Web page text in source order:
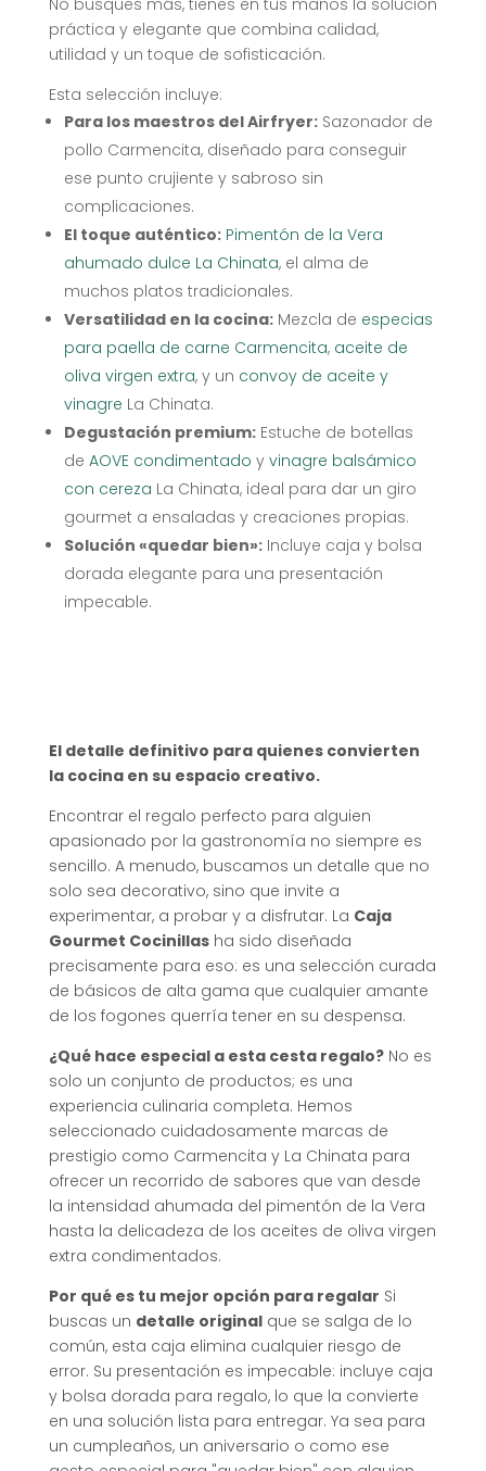
práctica y elegante que combina calidad,
utilidad y un toque de sofisticación.
Esta selección incluye:
Para los maestros del Airfryer:Sazonador de
pollo Carmencita, diseñado para conseguir
ese punto crujiente y sabroso sin
complicaciones.
El toque auténtico: Pimentón de la Vera
ahumado dulce La Chinata, el alma de
muchos platos tradicionales.
Versatilidad en la cocina:Mezcla de especias
para paella de carne Carmencita, aceite de
oliva virgen extra, y un convoy de aceite y
vinagre La Chinata.
Degustación premium:Estuche de botellas
de AOVE condimentado y vinagre balsámico
con cereza La Chinata, ideal para dar un giro
gourmet a ensaladas y creaciones propias.
Solución «quedar bien»:Incluye caja y bolsa
dorada elegante para una presentación
impecable.
El detalle definitivo para quienes convierten
la cocina en su espacio creativo.
Encontrar el regalo perfecto para alguien
apasionado por la gastronomía no siempre es
sencillo. A menudo, buscamos un detalle que no
solo sea decorativo, sino que invite a
experimentar, a probar y a disfrutar. La Caja
Gourmet Cocinillasha sido diseñada
precisamente para eso: es una selección curada
de básicos de alta gama que cualquier amante
de los fogones querría tener en su despensa.
¿Qué hace especial a esta cesta regalo?No es
solo un conjunto de productos; es una
experiencia culinaria completa. Hemos
seleccionado cuidadosamente marcas de
prestigio como Carmencita y La Chinata para
ofrecer un recorrido de sabores que van desde
la intensidad ahumada del pimentón de la Vera
hasta la delicadeza de los aceites de oliva virgen
extra condimentados.
Por qué es tu mejor opción para regalar Si
buscas un detalle originalque se salga de lo
común, esta caja elimina cualquier riesgo de
error. Su presentación es impecable: incluye caja
y bolsa dorada para regalo, lo que la convierte
en una solución lista para entregar. Ya sea para
un cumpleaños, un aniversario o como ese